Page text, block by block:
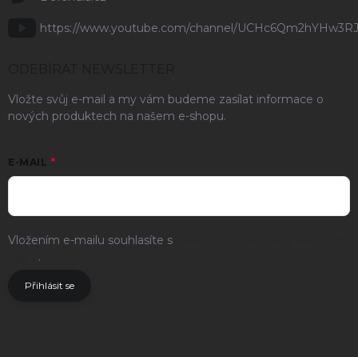
https://www.youtube.com/channel/
Vložte svůj e-mail a my vám budeme zasílat informace o
nových produktech na našem e-shopu.
E-MAIL
Vložením e-mailu souhlasíte s
.
Přihlásit se